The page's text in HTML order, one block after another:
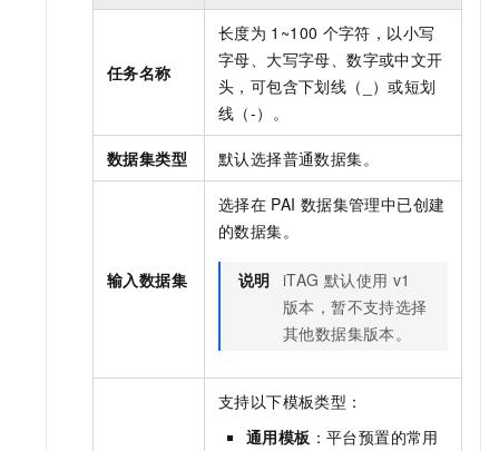
任务名称
长度为 1~100 个字符，以小写
字母、大写字母、数字或中文开
头，可包含下划线（_）或短划
线（-）。
数据集类型 默认选择普通数据集。
输入数据集
选择在 PAI 数据集管理中已创建
的数据集。
说明 iTAG 默认使用 v1
版本，暂不支持选择
其他数据集版本。
支持以下模板类型：
通用模板 ：平台预置的常用